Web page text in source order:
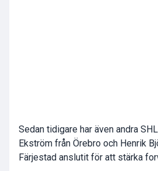
Sedan tidigare har även andra
Ekström från Örebro och Henrik
Färjestad anslutit för att stärka